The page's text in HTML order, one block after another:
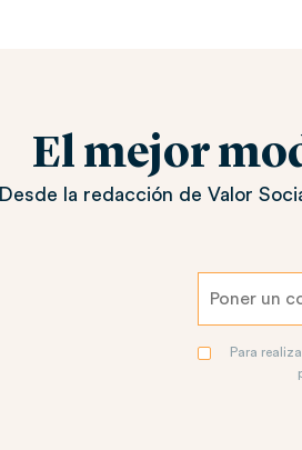
El mejor
Desde la redacción de Valor
Para